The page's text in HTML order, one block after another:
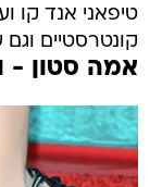
טיפאני אנד קו
קונטרסטיים
אמה סטון -